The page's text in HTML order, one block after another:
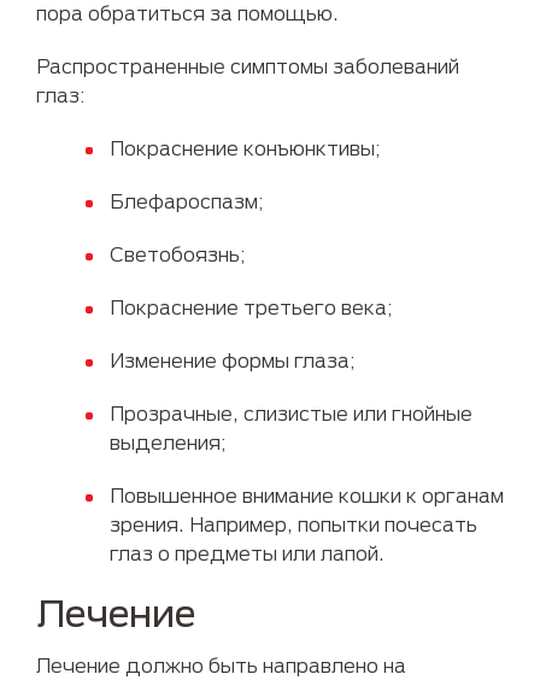
пора обратиться за помощью.
Распространенные симптомы заболеваний
глаз:
Покраснение конъюнктивы;
Блефароспазм;
Светобоязнь;
Покраснение третьего века;
Изменение формы глаза;
Прозрачные, слизистые или гнойные
выделения;
Повышенное внимание кошки к органам
зрения. Например, попытки почесать
глаз о предметы или лапой.
Лечение
Лечение должно быть направлено на